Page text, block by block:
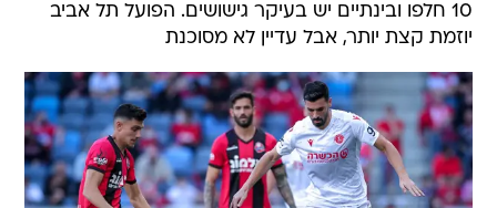
10 חלפו ובינתיים יש בעיקר גישושים. הפועל תל אביב
יוזמת קצת יותר, אבל עדיין לא מסוכנת